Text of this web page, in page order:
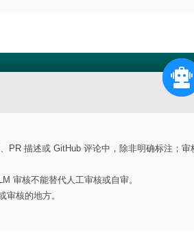
PR 描述或 GitHub 评论中，除非明确标注；审
审核不能替代人工审核或自审。
核的地方。